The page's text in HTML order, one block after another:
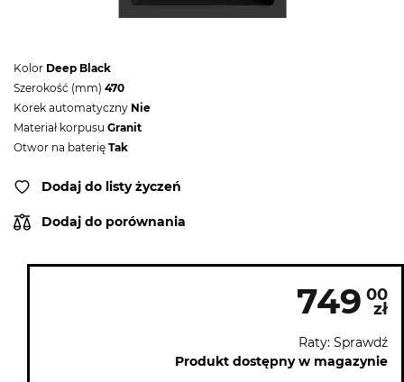
Kolor Deep Black
Szerokość (mm) 470
Korek automatyczny Nie
Materiał korpusu Granit
Otwor na baterię Tak
Dodaj do listy życzeń
Dodaj do porównania
749 00
zł
Raty: Sprawdź
Produkt dostępny w magazynie